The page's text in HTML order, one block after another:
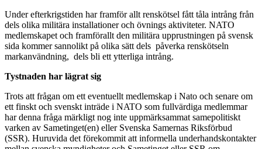
Under efterkrigstiden har framför allt renskötsel fått tåla intrång från
dels olika militära installationer och övnings aktiviteter. NATO
medlemskapet och framförallt den militära upprustningen på svensk
sida kommer sannolikt på olika sätt dels påverka renskötseln
markanvändning, dels bli ett ytterliga intrång.
Tystnaden har lägrat sig
Trots att frågan om ett eventuellt medlemskap i Nato och senare om
ett finskt och svenskt inträde i NATO som fullvärdiga medlemmar
har denna fråga märkligt nog inte uppmärksammat samepolitiskt
varken av Sametinget(en) eller Svenska Samernas Riksförbud
(SSR). Huruvida det förekommit att informella underhandskontakter